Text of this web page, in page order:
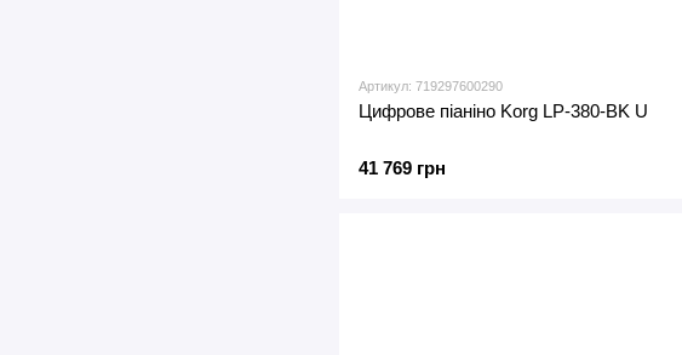
Артикул: 719297600290
Цифрове піаніно Korg LP-380-BK U
41 769 грн